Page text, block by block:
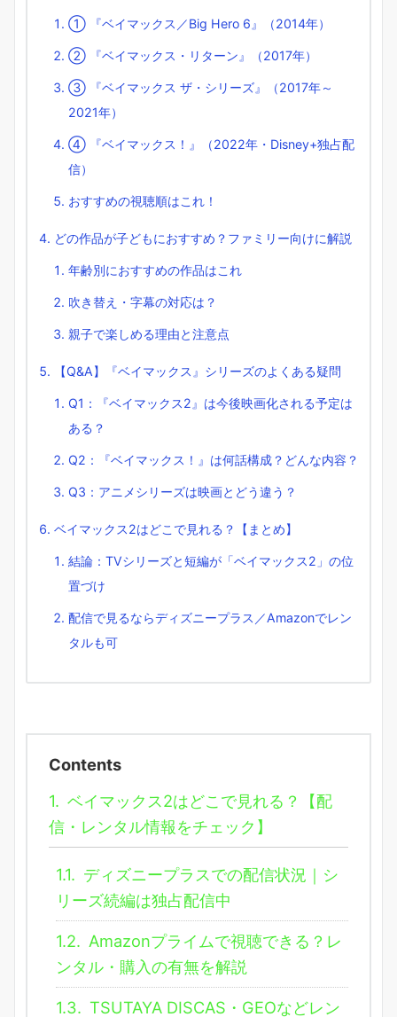
① 『ベイマックス／Big Hero 6』（2014年）
② 『ベイマックス・リターン』（2017年）
③ 『ベイマックス ザ・シリーズ』（2017年～
2021年）
④ 『ベイマックス！』（2022年・Disney+独占配
信）
おすすめの視聴順はこれ！
どの作品が子どもにおすすめ？ファミリー向けに解説
年齢別におすすめの作品はこれ
吹き替え・字幕の対応は？
親子で楽しめる理由と注意点
【Q&A】『ベイマックス』シリーズのよくある疑問
Q1：『ベイマックス2』は今後映画化される予定は
ある？
Q2：『ベイマックス！』は何話構成？どんな内容？
Q3：アニメシリーズは映画とどう違う？
ベイマックス2はどこで見れる？【まとめ】
結論：TVシリーズと短編が「ベイマックス2」の位
置づけ
配信で見るならディズニープラス／Amazonでレン
タルも可
Contents
1. ベイマックス2はどこで見れる？【配
信・レンタル情報をチェック】
1.1. ディズニープラスでの配信状況｜シ
リーズ続編は独占配信中
1.2. Amazonプライムで視聴できる？レ
ンタル・購入の有無を解説
1.3. TSUTAYA DISCAS・GEOなどレン